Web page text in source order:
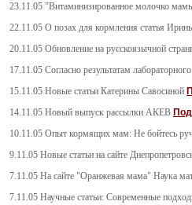
23.11.05 "Витаминизированное молочко
22.11.05 О позах для кормления статья
20.11.05 Обновление на русскоязычной
17.11.05 Согласно результатам
15.11.05 Новые статьи Катерины Савосиной
14.11.05 Новый выпуск рассылки АКЕВ
10.11.05 Опыт кормящих мам: Не бойтесь
9.11.05 Новые статьи на сайте
7.11.05 На сайте "Оранжевая мама" Наука
7.11.05 Научные статьи: Современные